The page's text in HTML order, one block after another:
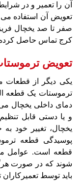
آن را تعمیر و در
تعویض آن استفاده می‌
صفر تا صد یخچال
کرج تماس حاصل کرده
تعویض
یکی دیگر از قطعات
ترموستات یک قطعه
دمای داخلی یخچال
و یا دستی قابل
یخچال، تغییر خود
پوسیدگی قطعه
قطعه است. عوامل
شوند که در صورت
باید توسط